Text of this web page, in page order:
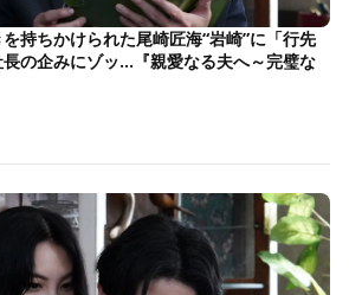
持ちかけられた尾崎匠海“岩崎”に「行先
の企みにゾッ…『親愛なる夫へ～完璧な